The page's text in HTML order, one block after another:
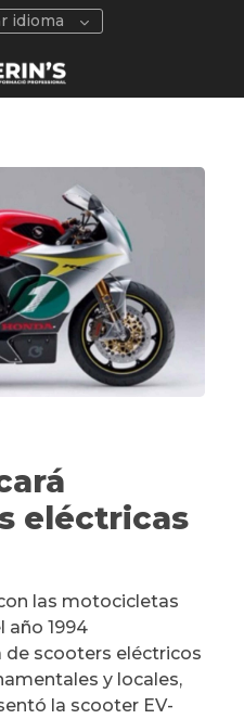
idioma
eléctricas
las motocicletas
año 1994
scooters eléctricos
y locales,
la scooter EV-